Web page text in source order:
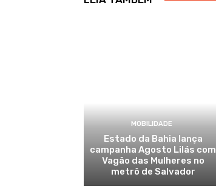
MOBILIDADE
Estado da Bahia lança
campanha Agosto Lilás com
Vagão das Mulheres no
metrô de Salvador